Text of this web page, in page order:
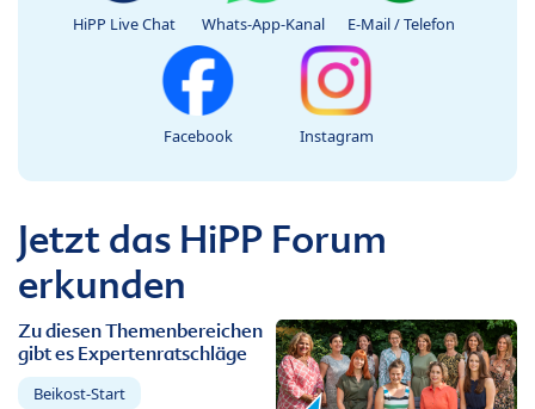
HiPP Live Chat Whats-App-Kanal E-Mail / Telefon
Facebook Instagram
Jetzt das HiPP Forum
erkunden
Zu diesen Themenbereichen
gibt es Expertenratschläge
Beikost-Start